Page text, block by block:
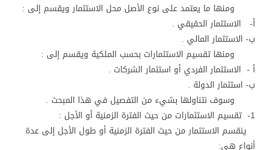
ومنها ما يعتمد على نوع الأصل محل الاستثمار ويقسم إلى :
أ- الاستثمار الحقيقي .
ب- الاستثمار المالي .
ومنها تقسيم الاستثمارات بحسب الملكية ويقسم إلى :
أ - الاستثمار الفردي أو استثمار الشركات .
ب- استثمار الدولة .
وسوف نتناولها بشيء من التفصيل في هذا المبحث .
1- تقسيم الاستثمارات من حيث الفترة الزمنية أو الأجل :
ينقسم الاستثمار من حيث الفترة الزمنية أو طول الأجل إلى عدة
أنواع هي: